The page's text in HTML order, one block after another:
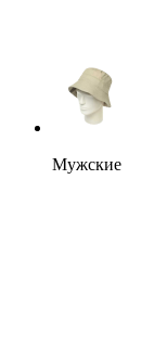
Мужские